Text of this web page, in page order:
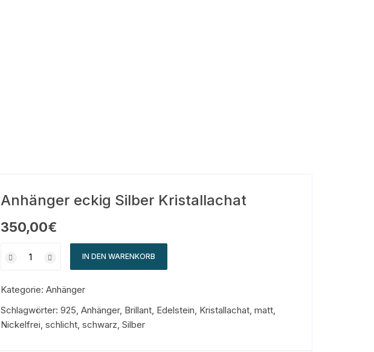
Anhänger eckig Silber Kristallachat
350,00€
IN DEN WARENKORB
Kategorie: Anhänger
Schlagwörter: 925, Anhänger, Brillant, Edelstein, Kristallachat, matt,
Nickelfrei, schlicht, schwarz, Silber